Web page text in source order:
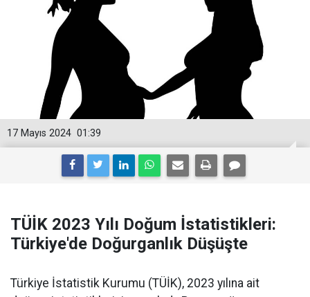
01:39
17 Mayıs 2024
TÜİK 2023 Yılı Doğum İstatistikleri:
Türkiye'de Doğurganlık Düşüşte
Türkiye İstatistik Kurumu (TÜİK), 2023 yılına ait